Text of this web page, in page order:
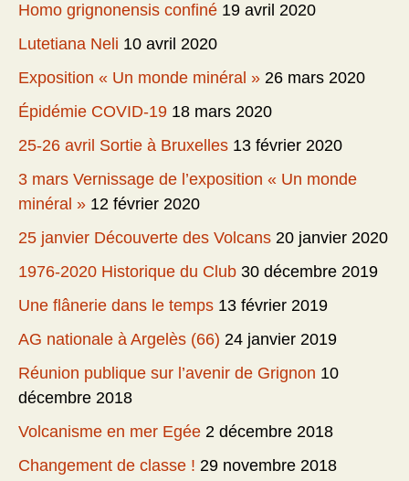
Homo grignonensis confiné 19 avril 2020
Lutetiana Neli 10 avril 2020
Exposition « Un monde minéral » 26 mars 2020
Épidémie COVID-19 18 mars 2020
25-26 avril Sortie à Bruxelles 13 février 2020
3 mars Vernissage de l’exposition « Un monde
minéral » 12 février 2020
25 janvier Découverte des Volcans 20 janvier 2020
1976-2020 Historique du Club 30 décembre 2019
Une flânerie dans le temps 13 février 2019
AG nationale à Argelès (66) 24 janvier 2019
Réunion publique sur l’avenir de Grignon 10
décembre 2018
Volcanisme en mer Egée 2 décembre 2018
Changement de classe ! 29 novembre 2018